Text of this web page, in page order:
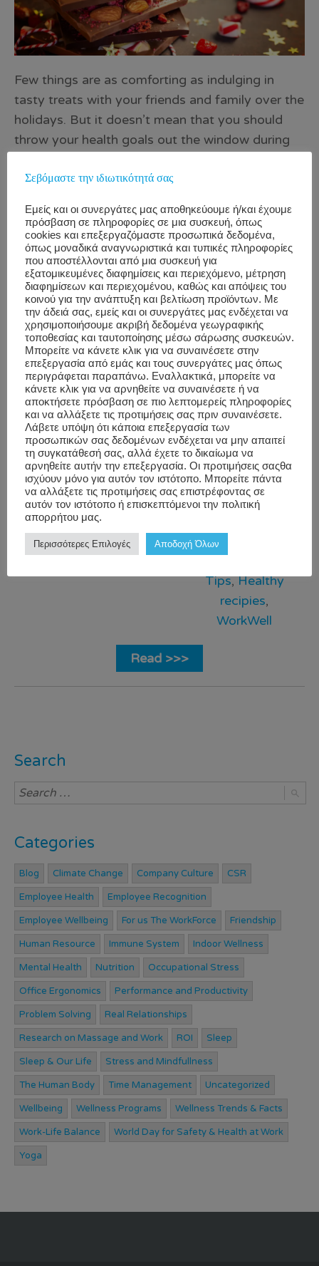
Few things are as comforting as indulging in
tasty treats with your friends and family over the
holidays. But it doesn’t mean that you should
throw your health goals out the window during
derailing your healthy eating efforts—with these
sacrifice flavor: Source: Forbes Fudgy Paleo
Brownies: These delicious, melt-in-your-mouth
brownies are made without any flour or sugar.
Plus, the recipe requires just seven readily
available ingredients and is super easy to put
together. Pair it with homemade paleo ice
cream and you’ve got a classic dessert to treat
yourself to. Get the recipe here. Keto Cinnamon
Shortbread Cookies: Made with almond flour,
[…]
Workwell
Blog,
Nutrition,
Uncategorized
#Corporate
Wellness
Provider,
Christmas
christmas table
Tips,Healthy
recipies,
WorkWell
Read >>>
Search
Categories
Blog Climate Change Company Culture CSR
Employee Health Employee Recognition
Employee Wellbeing For us The WorkForce Friendship
Human Resource Immune System Indoor Wellness
Mental Health Nutrition Occupational Stress
Office Ergonomics Performance and Productivity
Problem Solving Real Relationships
Research on Massage and Work ROI Sleep
Sleep & Our Life Stress and Mindfullness
The Human Body Time Management Uncategorized
Wellbeing Wellness Programs Wellness Trends & Facts
Work-Life Balance World Day for Safety & Health at Work
Yoga
Σεβόμαστε την ιδιωτικότητά σας
Εμείς και οι συνεργάτες μας αποθηκεύουμε ή/και έχουμε
πρόσβαση σε πληροφορίες σε μια συσκευή, όπως
cookies και επεξεργαζόμαστε προσωπικά δεδομένα,
όπως μοναδικά αναγνωριστικά και τυπικές πληροφορίες
που αποστέλλονται από μια συσκευή για
εξατομικευμένες διαφημίσεις και περιεχόμενο, μέτρηση
διαφημίσεων και περιεχομένου, καθώς και απόψεις του
κοινού για την ανάπτυξη και βελτίωση προϊόντων. Με
την άδειά σας, εμείς και οι συνεργάτες μας ενδέχεται να
χρησιμοποιήσουμε ακριβή δεδομένα γεωγραφικής
τοποθεσίας και ταυτοποίησης μέσω σάρωσης συσκευών.
Μπορείτε να κάνετε κλικ για να συναινέσετε στην
επεξεργασία από εμάς και τους συνεργάτες μας όπως
περιγράφεται παραπάνω. Εναλλακτικά, μπορείτε να
κάνετε κλικ για να αρνηθείτε να συναινέσετε ή να
αποκτήσετε πρόσβαση σε πιο λεπτομερείς πληροφορίες
και να αλλάξετε τις προτιμήσεις σας πριν συναινέσετε.
Λάβετε υπόψη ότι κάποια επεξεργασία των
προσωπικών σας δεδομένων ενδέχεται να μην απαιτεί
τη συγκατάθεσή σας, αλλά έχετε το δικαίωμα να
αρνηθείτε αυτήν την επεξεργασία. Οι προτιμήσεις σαςθα
ισχύουν μόνο για αυτόν τον ιστότοπο. Μπορείτε πάντα
να αλλάξετε τις προτιμήσεις σας επιστρέφοντας σε
αυτόν τον ιστότοπο ή επισκεπτόμενοι την πολιτική
απορρήτου μας.
Περισσότερες Επιλογές Αποδοχή Όλων